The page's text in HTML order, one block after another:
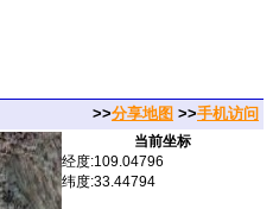
>>分享地图 >>手机访问
当前坐标
经度:109.04796
纬度:33.44794